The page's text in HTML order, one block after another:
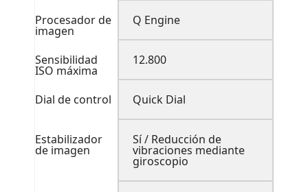
Procesador de
imagen
Q Engine
Sensibilidad
ISO máxima
12.800
Dial de control Quick Dial
Estabilizador
de imagen
Sí / Reducción de
vibraciones mediante
giroscopio